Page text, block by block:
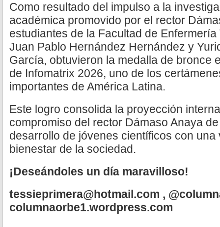
Como resultado del impulso a la
académica promovido por el rector
estudiantes de la Facultad de Enfermería
Juan Pablo Hernández Hernández y
García, obtuvieron la medalla de bronce
de Infomatrix 2026, uno de los
importantes de América Latina.
Este logro consolida la proyección
compromiso del rector Dámaso Anaya
desarrollo de jóvenes científicos con
bienestar de la sociedad.
¡Deseándoles un día maravilloso!
tessieprimera@hotmail.com ,
columnaorbe1.wordpress.com